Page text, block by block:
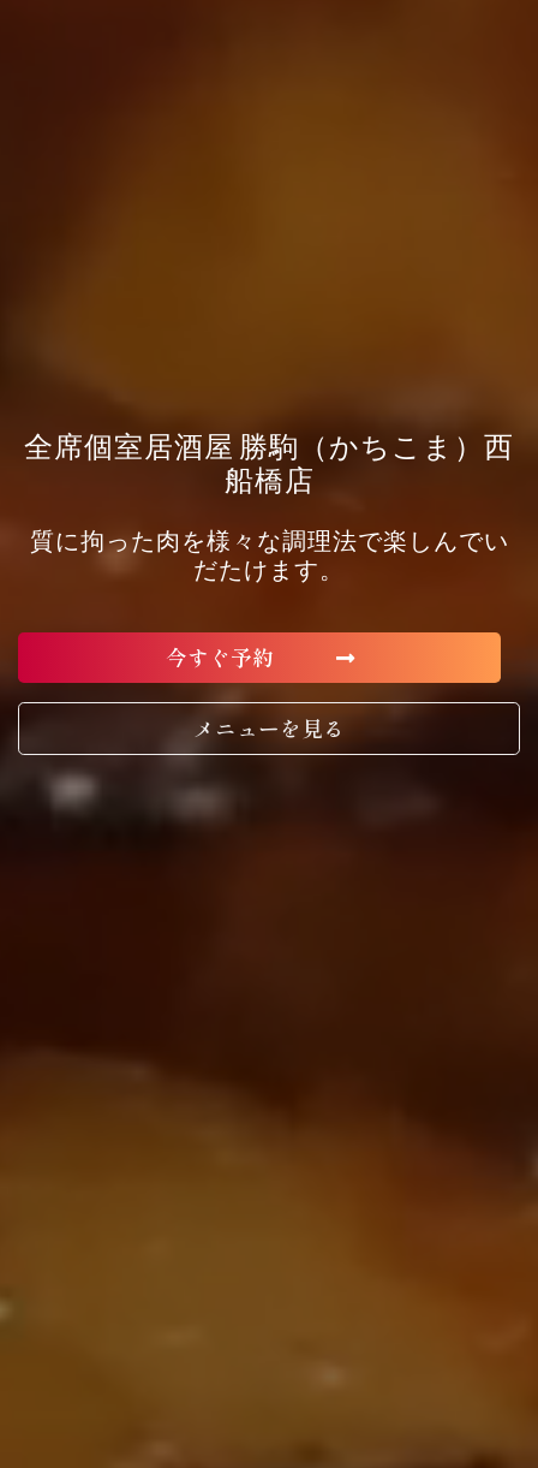
全席個室居酒屋 勝駒（かちこま）西
船橋店
質に拘った肉を様々な調理法で楽しんでい
だたけます。
今すぐ予約
メニューを見る